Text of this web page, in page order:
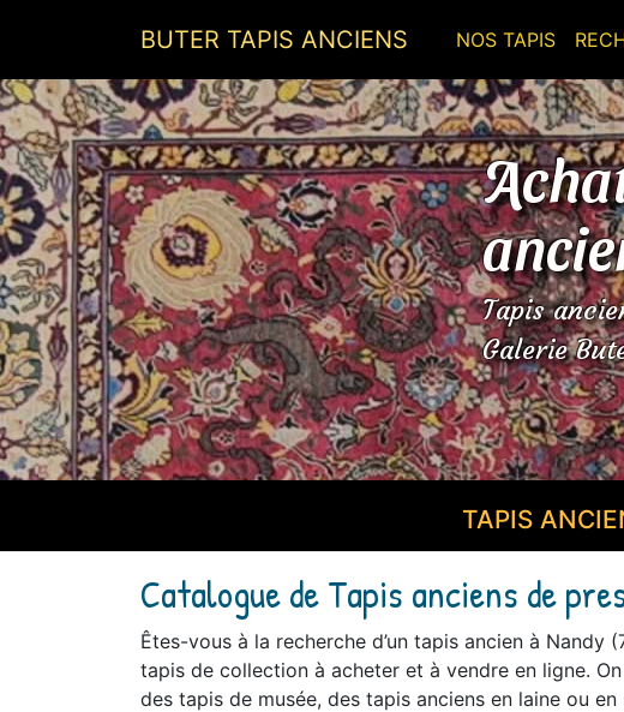
BUTER TAPIS ANCIENS NOS TAPIS
Tapis
Galerie
TAPIS
Catalogue de Tapis anciens de
Êtes-vous à la recherche d’un tapis ancien à Nandy
tapis de collection à acheter et à vendre en ligne.
des tapis de musée, des tapis anciens en laine ou en